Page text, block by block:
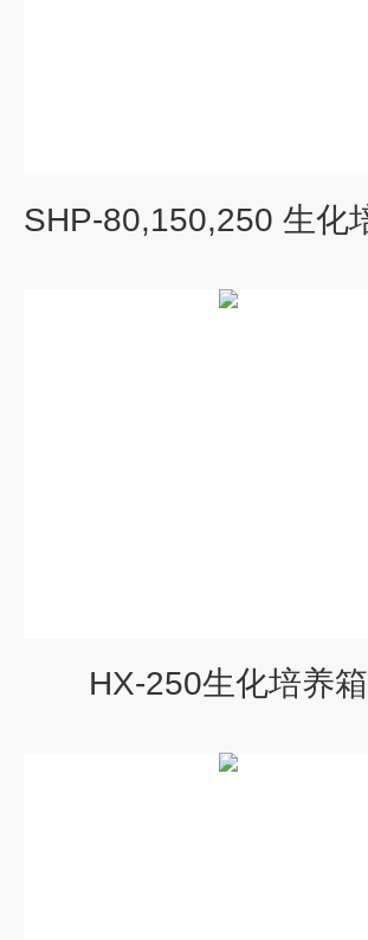
HX-250生化培养箱